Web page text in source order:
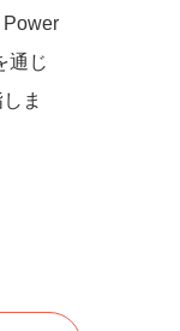
Power
通じ
ま